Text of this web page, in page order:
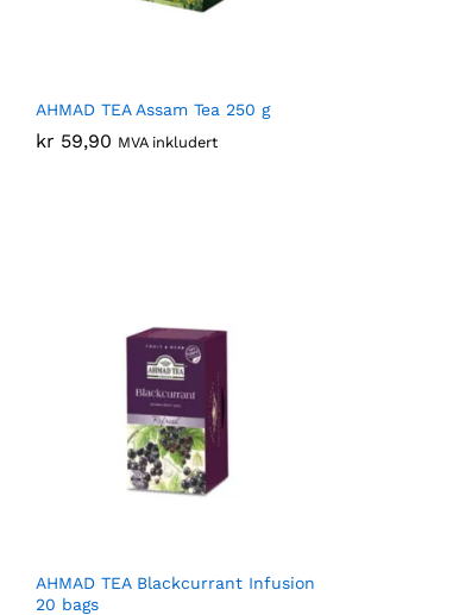
AHMAD TEA Assam Tea 250 g
kr 59,90 MVA inkludert
kr 59,90
AHMAD TEA Blackcurrant Infusion
20 bags